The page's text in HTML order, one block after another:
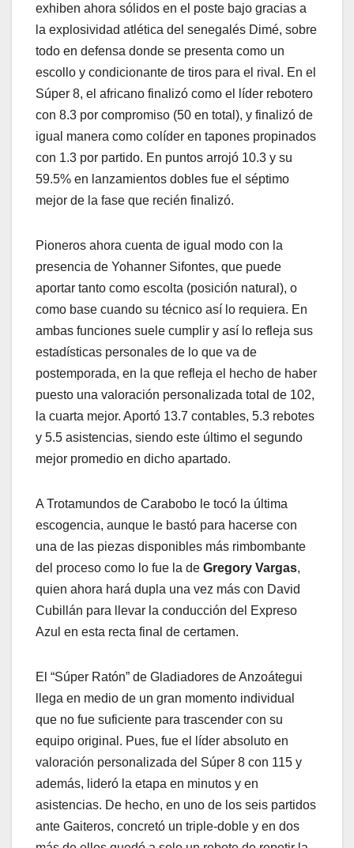
exhiben ahora sólidos en el poste bajo gracias a
la explosividad atlética del senegalés Dimé, sobre
todo en defensa donde se presenta como un
escollo y condicionante de tiros para el rival. En el
Súper 8, el africano finalizó como el líder rebotero
con 8.3 por compromiso (50 en total), y finalizó de
igual manera como colíder en tapones propinados
con 1.3 por partido. En puntos arrojó 10.3 y su
59.5% en lanzamientos dobles fue el séptimo
mejor de la fase que recién finalizó.
Pioneros ahora cuenta de igual modo con la
presencia de Yohanner Sifontes, que puede
aportar tanto como escolta (posición natural), o
como base cuando su técnico así lo requiera. En
ambas funciones suele cumplir y así lo refleja sus
estadísticas personales de lo que va de
postemporada, en la que refleja el hecho de haber
puesto una valoración personalizada total de 102,
la cuarta mejor. Aportó 13.7 contables, 5.3 rebotes
y 5.5 asistencias, siendo este último el segundo
mejor promedio en dicho apartado.
A Trotamundos de Carabobo le tocó la última
escogencia, aunque le bastó para hacerse con
una de las piezas disponibles más rimbombante
del proceso como lo fue la de Gregory Vargas,
quien ahora hará dupla una vez más con David
Cubillán para llevar la conducción del Expreso
Azul en esta recta final de certamen.
El “Súper Ratón” de Gladiadores de Anzoátegui
llega en medio de un gran momento individual
que no fue suficiente para trascender con su
equipo original. Pues, fue el líder absoluto en
valoración personalizada del Súper 8 con 115 y
además, lideró la etapa en minutos y en
asistencias. De hecho, en uno de los seis partidos
ante Gaiteros, concretó un triple-doble y en dos